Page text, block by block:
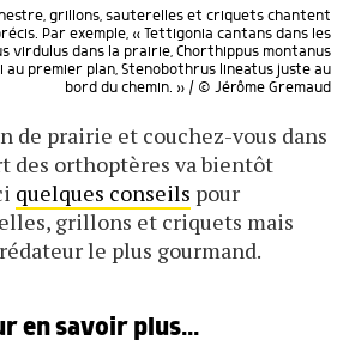
grillons, sauterelles et criquets chantent
Par exemple, « Tettigonia cantans dans les
virdulus dans la prairie, Chorthippus montanus
premier plan, Stenobothrus lineatus juste au
bord du chemin. » / © Jérôme Gremaud
de prairie et couchez-vous dans
des orthoptères va bientôt
quelques conseils pour
grillons et criquets mais
le plus gourmand.
en savoir plus...